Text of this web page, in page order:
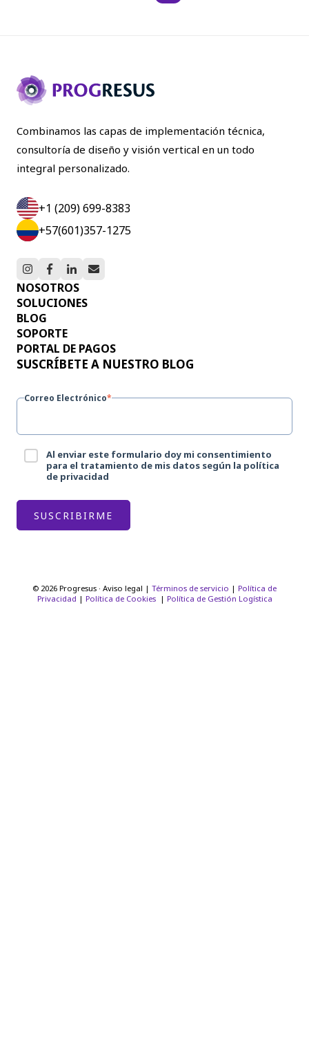
Combinamos las capas de implementación técnica,
consultoría de diseño y visión vertical en un todo
integral personalizado.
+1 (209) 699-8383
+57(601)357-1275
NOSOTROS
SOLUCIONES
BLOG
SOPORTE
PORTAL DE PAGOS
SUSCRÍBETE A NUESTRO BLOG
Correo Electrónico*
Al enviar este formulario doy mi consentimiento
para el tratamiento de mis datos según la política
de privacidad
© 2026 Progresus · Aviso legal | Términos de servicio | Política de
Privacidad | Política de Cookies| Política de Gestión Logística